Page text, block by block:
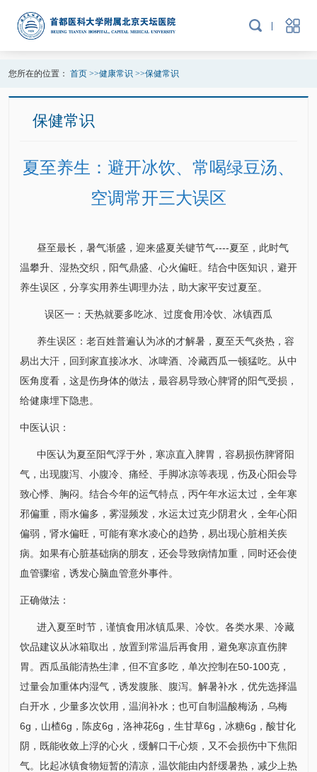
您所在的位置： 首页>>健康常识 >>保健常识
保健常识
夏至养生：避开冰饮、常喝绿豆汤、
空调常开三大误区
昼至最长，暑气渐盛，迎来盛夏关键节气----夏至，此时气
温攀升、湿热交织，阳气鼎盛、心火偏旺。结合中医知识，避开
养生误区，分享实用养生调理办法，助大家平安过夏至。
误区一：天热就要多吃冰、过度食用冷饮、冰镇西瓜
养生误区：老百姓普遍认为冰的才解暑，夏至天气炎热，容
易出大汗，回到家直接冰水、冰啤酒、冷藏西瓜一顿猛吃。从中
医角度看，这是伤身体的做法，最容易导致心脾肾的阳气受损，
给健康埋下隐患。
中医认识：
中医认为夏至阳气浮于外，寒凉直入脾胃，容易损伤脾肾阳
气，出现腹泻、小腹冷、痛经、手脚冰凉等表现，伤及心阳会导
致心悸、胸闷。结合今年的运气特点，丙午年水运太过，全年寒
邪偏重，雨水偏多，雾湿频发，水运太过克少阴君火，全年心阳
偏弱，肾水偏旺，可能有寒水凌心的趋势，易出现心脏相关疾
病。如果有心脏基础病的朋友，还会导致病情加重，同时还会使
血管骤缩，诱发心脑血管意外事件。
正确做法：
进入夏至时节，谨慎食用冰镇瓜果、冷饮。各类水果、冷藏
饮品建议从冰箱取出，放置到常温后再食用，避免寒凉直伤脾
胃。西瓜虽能清热生津，但不宜多吃，单次控制在50-100克，
过量会加重体内湿气，诱发腹胀、腹泻。解暑补水，优先选择温
白开水，少量多次饮用，温润补水；也可自制温酸梅汤，乌梅
6g，山楂6g，陈皮6g，洛神花6g，生甘草6g，冰糖6g，酸甘化
阴，既能收敛上浮的心火，缓解口干心烦，又不会损伤中下焦阳
气。比起冰镇食物短暂的清凉，温饮能由内舒缓暑热，减少上热